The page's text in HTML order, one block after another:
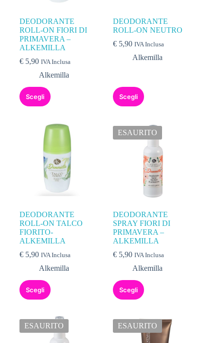
DEODORANTE
ROLL-ON FIORI DI
PRIMAVERA –
ALKEMILLA
€ 5,90 IVA Inclusa
Alkemilla
Scegli
DEODORANTE
ROLL-ON NEUTRO
€ 5,90 IVA Inclusa
Alkemilla
Scegli
DEODORANTE
ROLL-ON TALCO
FIORITO-
ALKEMILLA
€ 5,90 IVA Inclusa
Alkemilla
Scegli
ESAURITO
DEODORANTE
SPRAY FIORI DI
PRIMAVERA –
ALKEMILLA
€ 5,90 IVA Inclusa
Alkemilla
Scegli
ESAURITO ESAURITO